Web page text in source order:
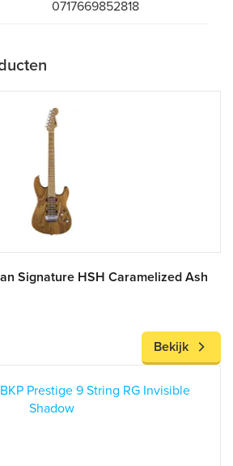
0717669852818
Signature HSH Caramelized Ash
Bekijk